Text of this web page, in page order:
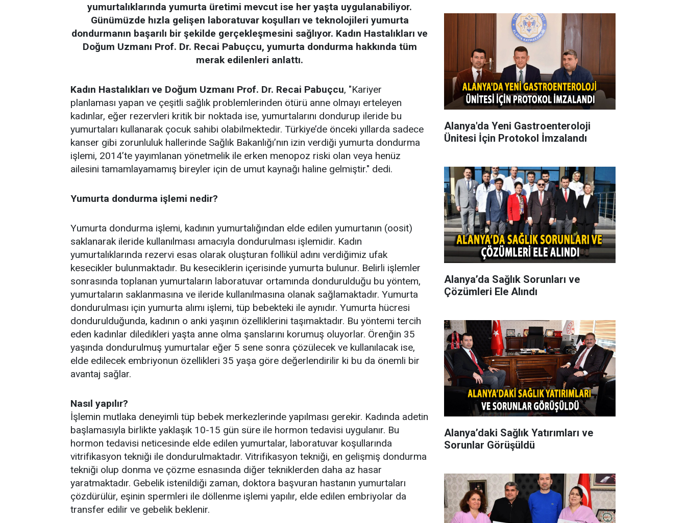
yumurtalıklarında yumurta üretimi mevcut ise her yaşta uygulanabiliyor.
Günümüzde hızla gelişen laboratuvar koşulları ve teknolojileri yumurta
dondurmanın başarılı bir şekilde gerçekleşmesini sağlıyor. Kadın Hastalıkları ve
Doğum Uzmanı Prof. Dr. Recai Pabuçcu, yumurta dondurma hakkında tüm
merak edilenleri anlattı.
Kadın Hastalıkları ve Doğum Uzmanı Prof. Dr. Recai Pabuçcu, "Kariyer
planlaması yapan ve çeşitli sağlık problemlerinden ötürü anne olmayı erteleyen
kadınlar, eğer rezervleri kritik bir noktada ise, yumurtalarını dondurup ileride bu
yumurtaları kullanarak çocuk sahibi olabilmektedir. Türkiye’de önceki yıllarda sadece
kanser gibi zorunluluk hallerinde Sağlık Bakanlığı’nın izin verdiği yumurta dondurma
işlemi, 2014’te yayımlanan yönetmelik ile erken menopoz riski olan veya henüz
ailesini tamamlayamamış bireyler için de umut kaynağı haline gelmiştir." dedi.
Yumurta dondurma işlemi nedir?
Yumurta dondurma işlemi, kadının yumurtalığından elde edilen yumurtanın (oosit)
saklanarak ileride kullanılması amacıyla dondurulması işlemidir. Kadın
yumurtalıklarında rezervi esas olarak oluşturan follikül adını verdiğimiz ufak
kesecikler bulunmaktadır. Bu keseciklerin içerisinde yumurta bulunur. Belirli işlemler
sonrasında toplanan yumurtaların laboratuvar ortamında dondurulduğu bu yöntem,
yumurtaların saklanmasına ve ileride kullanılmasına olanak sağlamaktadır. Yumurta
dondurulması için yumurta alımı işlemi, tüp bebekteki ile aynıdır. Yumurta hücresi
dondurulduğunda, kadının o anki yaşının özelliklerini taşımaktadır. Bu yöntemi tercih
eden kadınlar diledikleri yaşta anne olma şanslarını korumuş oluyorlar. Örenğin 35
yaşında dondurulmuş yumurtalar eğer 5 sene sonra çözülecek ve kullanılacak ise,
elde edilecek embriyonun özellikleri 35 yaşa göre değerlendirilir ki bu da önemli bir
avantaj sağlar.
Nasıl yapılır?
İşlemin mutlaka deneyimli tüp bebek merkezlerinde yapılması gerekir. Kadında adetin
başlamasıyla birlikte yaklaşık 10-15 gün süre ile hormon tedavisi uygulanır. Bu
hormon tedavisi neticesinde elde edilen yumurtalar, laboratuvar koşullarında
vitrifikasyon tekniği ile dondurulmaktadır. Vitrifikasyon tekniği, en gelişmiş dondurma
tekniği olup donma ve çözme esnasında diğer tekniklerden daha az hasar
yaratmaktadır. Gebelik istenildiği zaman, doktora başvuran hastanın yumurtaları
çözdürülür, eşinin spermleri ile döllenme işlemi yapılır, elde edilen embriyolar da
transfer edilir ve gebelik beklenir.
Alanya'da Yeni Gastroenteroloji
Ünitesi İçin Protokol İmzalandı
Alanya’da Sağlık Sorunları ve
Çözümleri Ele Alındı
Alanya’daki Sağlık Yatırımları ve
Sorunlar Görüşüldü